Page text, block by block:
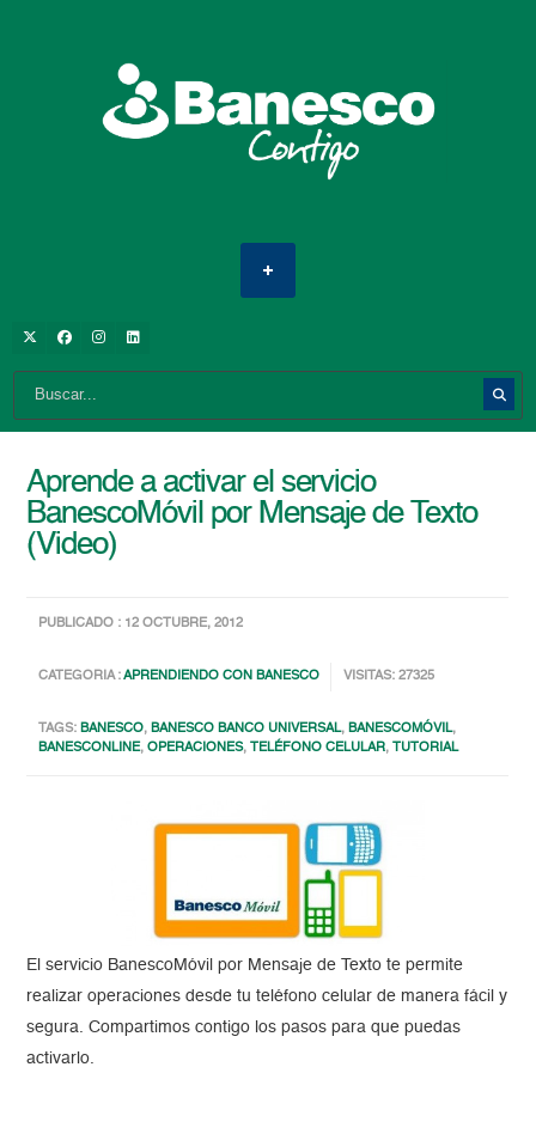
Aprende a activar el servicio
BanescoMóvil por Mensaje de Texto
(Video)
PUBLICADO : 12 OCTUBRE, 2012
CATEGORIA :APRENDIENDO CON BANESCO VISITAS: 27325
TAGS:BANESCO,BANESCO BANCO UNIVERSAL,BANESCOMÓVIL,
BANESCONLINE,OPERACIONES, TELÉFONO CELULAR, TUTORIAL
El servicio BanescoMóvil por Mensaje de Texto te permite
realizar operaciones desde tu teléfono celular de manera fácil y
segura. Compartimos contigo los pasos para que puedas
activarlo.